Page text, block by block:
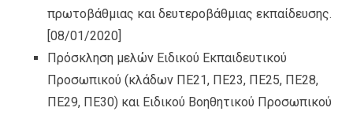
πρωτοβάθμιας και δευτεροβάθμιας εκπαίδευσης.
[08/01/2020]
Πρόσκληση μελών Ειδικού Εκπαιδευτικού
Προσωπικού (κλάδων ΠΕ21, ΠΕ23, ΠΕ25, ΠΕ28,
ΠΕ29, ΠΕ30) και Ειδικού Βοηθητικού Προσωπικού